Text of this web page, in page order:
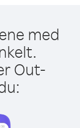
med
Out-